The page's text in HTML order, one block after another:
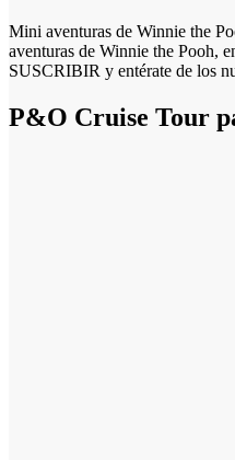
Mini aventuras de Winnie the
aventuras de Winnie the Pooh,
SUSCRIBIR y entérate de los
P&O Cruise Tour